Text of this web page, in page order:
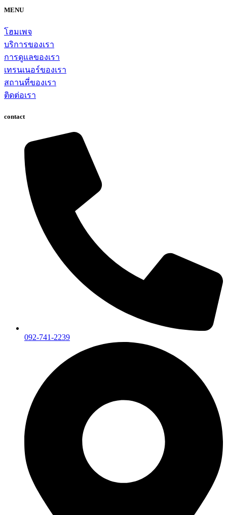
MENU
โฮมเพจ
บริการของเรา
การดูแลของเรา
เทรนเนอร์ของเรา
สถานที่ของเรา
ติดต่อเรา
contact
092-741-2239